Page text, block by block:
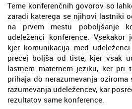
Teme konferenčnih govorov so
zaradi katerega se njihovi lastniki
na prvem mestu poboljšanje
udeleženci konference. Vsekakor
kjer komunikacija med
precej boljša od tiste, kjer vsak
lastnem maternem jeziku, ker pri
prihaja do nerazumevanja oziroma
razumevanja udeležencev, kar
rezultatov same konference.